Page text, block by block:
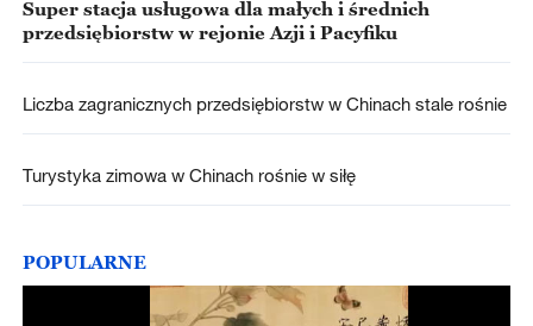
Super stacja usługowa dla małych i średnich
przedsiębiorstw w rejonie Azji i Pacyfiku
Liczba zagranicznych przedsiębiorstw w Chinach stale rośnie
Turystyka zimowa w Chinach rośnie w siłę
POPULARNE